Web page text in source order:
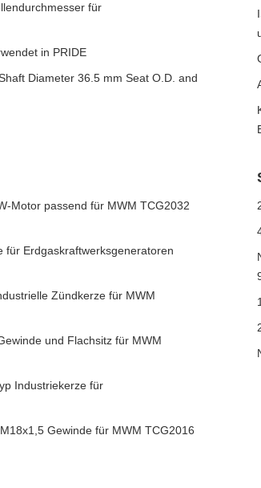
für
in PRIDE
Diameter 36.5 mm Seat O.D. and
Motor passend für MWM TCG2032
für Erdgaskraftwerksgeneratoren
Zündkerze für MWM
und Flachsitz für MWM
Industriekerze für
Gewinde für MWM TCG2016